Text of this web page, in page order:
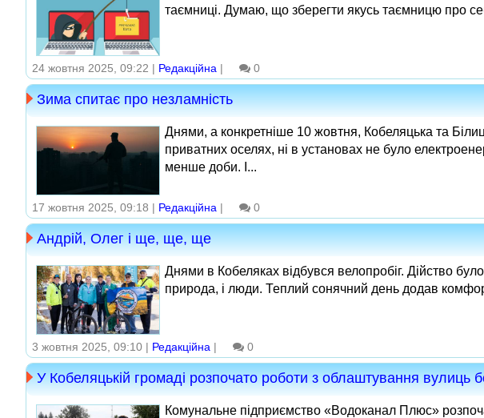
таємниці. Думаю, що зберегти якусь таємницю про
24 жовтня 2025, 09:22 | Редакційна | 0
Зима спитає про незламність
Днями, а конкретніше 10 жовтня, Кобеляцька та
приватних оселях, ні в установах не було
менше доби. І...
17 жовтня 2025, 09:18 | Редакційна | 0
Андрій, Олег і ще, ще, ще
Днями в Кобеляках відбувся велопробіг. Дійство
природа, і люди. Теплий сонячний день додав
3 жовтня 2025, 09:10 | Редакційна | 0
У Кобеляцькій громаді розпочато роботи з облаштування вулиць
Комунальне підприємство «Водоканал Плюс»